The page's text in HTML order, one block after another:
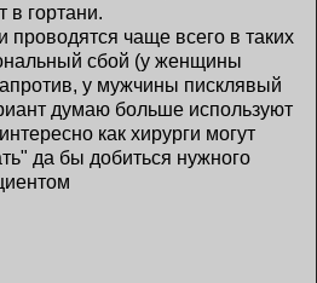
в гортани.
чаще всего в таких
сбой (у женщины
у мужчины писклявый
думаю больше используют
как хирурги могут
да бы добиться нужного